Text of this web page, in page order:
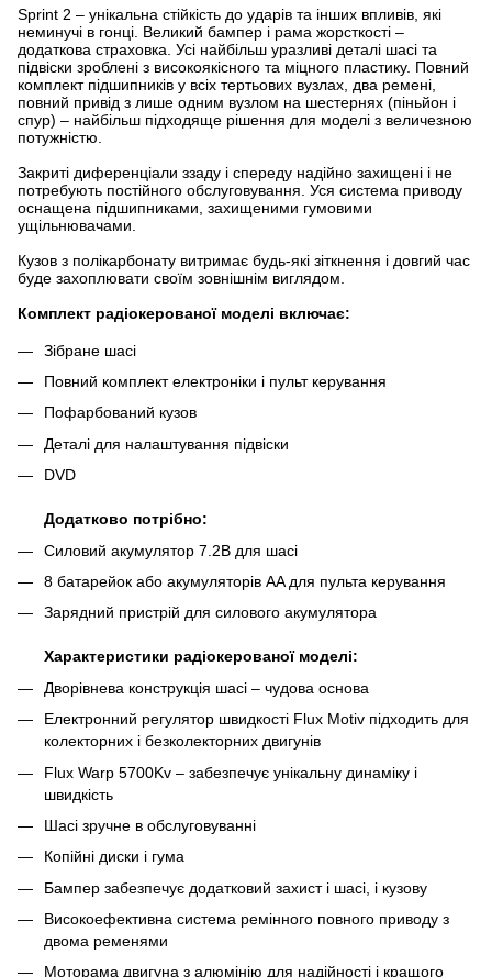
Sprint 2 – унікальна стійкість до ударів та інших впливів, які
неминучі в гонці. Великий бампер і рама жорсткості –
додаткова страховка. Усі найбільш уразливі деталі шасі та
підвіски зроблені з високоякісного та міцного пластику. Повний
комплект підшипників у всіх тертьових вузлах, два ремені,
повний привід з лише одним вузлом на шестернях (піньйон і
спур) – найбільш підходяще рішення для моделі з величезною
потужністю.
Закриті диференціали ззаду і спереду надійно захищені і не
потребують постійного обслуговування. Уся система приводу
оснащена підшипниками, захищеними гумовими
ущільнювачами.
Кузов з полікарбонату витримає будь-які зіткнення і довгий час
буде захоплювати своїм зовнішнім виглядом.
Комплект радіокерованої моделі включає:
Зібране шасі
Повний комплект електроніки і пульт керування
Пофарбований кузов
Деталі для налаштування підвіски
DVD
Додатково потрібно:
Силовий акумулятор 7.2В для шасі
8 батарейок або акумуляторів AA для пульта керування
Зарядний пристрій для силового акумулятора
Характеристики радіокерованої моделі:
Дворівнева конструкція шасі – чудова основа
Електронний регулятор швидкості Flux Motiv підходить для
колекторних і безколекторних двигунів
Flux Warp 5700Kv – забезпечує унікальну динаміку і
швидкість
Шасі зручне в обслуговуванні
Копійні диски і гума
Бампер забезпечує додатковий захист і шасі, і кузову
Високоефективна система ремінного повного приводу з
двома ременями
Моторама двигуна з алюмінію для надійності і кращого